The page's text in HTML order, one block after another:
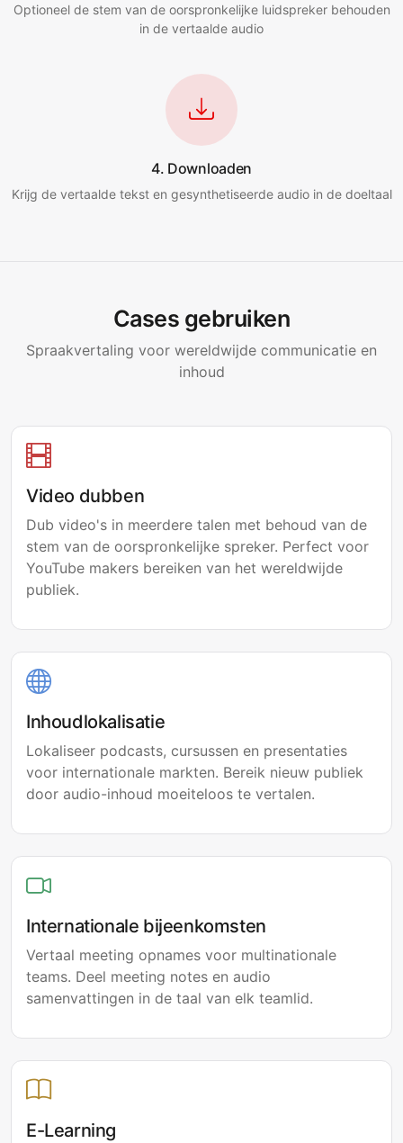
Optioneel de stem van de oorspronkelijke luidspreker behouden
in de vertaalde audio
4. Downloaden
Krijg de vertaalde tekst en gesynthetiseerde audio in de doeltaal
Cases gebruiken
Spraakvertaling voor wereldwijde communicatie en
inhoud
Video dubben
Dub video's in meerdere talen met behoud van de
stem van de oorspronkelijke spreker. Perfect voor
YouTube makers bereiken van het wereldwijde
publiek.
Inhoudlokalisatie
Lokaliseer podcasts, cursussen en presentaties
voor internationale markten. Bereik nieuw publiek
door audio-inhoud moeiteloos te vertalen.
Internationale bijeenkomsten
Vertaal meeting opnames voor multinationale
teams. Deel meeting notes en audio
samenvattingen in de taal van elk teamlid.
E-Learning